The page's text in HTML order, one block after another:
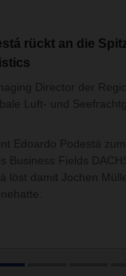
rückt an die
Director der
Luft- und
Edoardo Podestá
Business Fields
löst damit Jochen